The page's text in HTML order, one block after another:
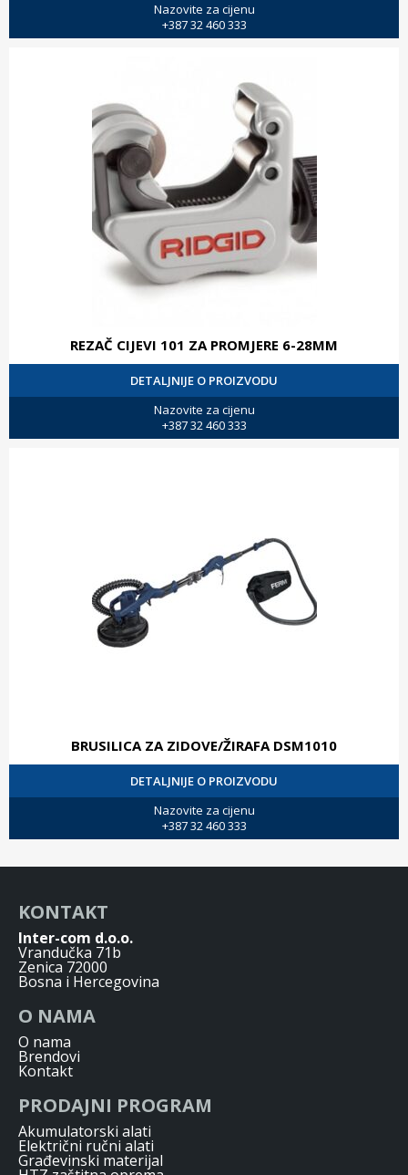
Nazovite za cijenu
+387 32 460 333
REZAČ CIJEVI 101 ZA PROMJERE 6-28MM
DETALJNIJE O PROIZVODU
Nazovite za cijenu
+387 32 460 333
BRUSILICA ZA ZIDOVE/ŽIRAFA DSM1010
DETALJNIJE O PROIZVODU
Nazovite za cijenu
+387 32 460 333
KONTAKT
Inter-com d.o.o.
Vrandučka 71b
Zenica 72000
Bosna i Hercegovina
O NAMA
O nama
Brendovi
Kontakt
PRODAJNI PROGRAM
Akumulatorski alati
Električni ručni alati
Građevinski materijal